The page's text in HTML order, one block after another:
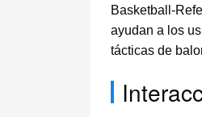
Basketball-
ayudan a los
tácticas de